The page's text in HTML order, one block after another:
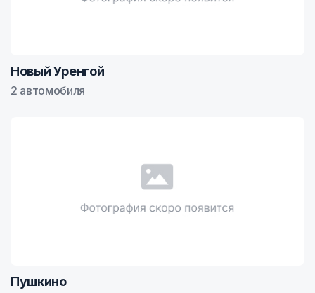
Новый Уренгой
2 автомобиля
Пушкино